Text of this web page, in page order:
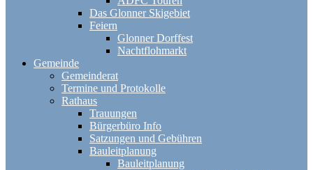
Das Glonner Skigebiet
Feiern
Glonner Dorffest
Nachtflohmarkt
Gemeinde
Gemeinderat
Termine und Protokolle
Rathaus
Trauungen
Bürgerbüro Info
Satzungen und Gebühren
Bauleitplanung
Bauleitplanung